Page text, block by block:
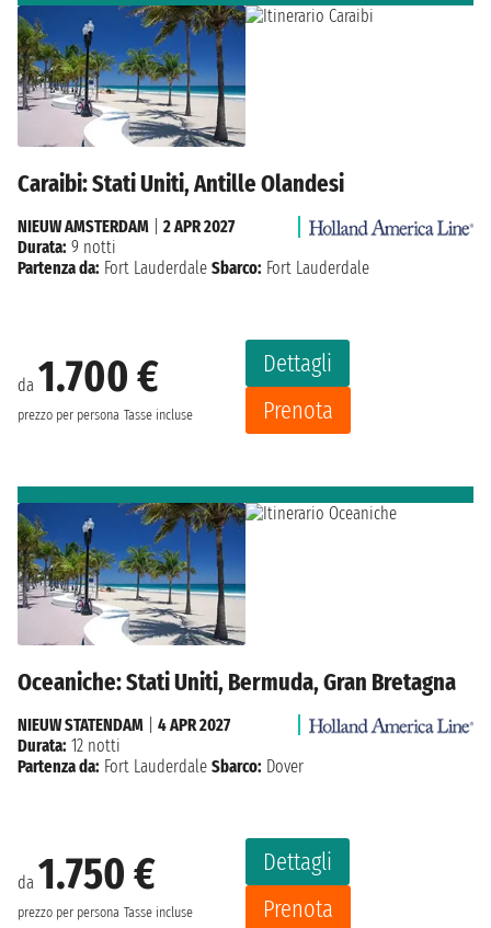
Caraibi: Stati Uniti, Antille Olandesi
da 1.700 €
prezzo per persona Tasse incluse
Dettagli
Prenota
NIEUW AMSTERDAM
2 APR 2027
Durata: 9 notti
Partenza da: Fort Lauderdale Sbarco: Fort Lauderdale
Oceaniche: Stati Uniti, Bermuda, Gran Bretagna
da 1.750 €
prezzo per persona Tasse incluse
Dettagli
Prenota
NIEUW STATENDAM
4 APR 2027
Durata: 12 notti
Partenza da: Fort Lauderdale Sbarco: Dover